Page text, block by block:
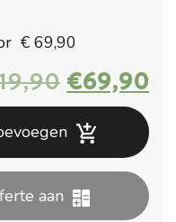
€ 69,90
prijs
was:
€119,90.
€69,90
is:
aan